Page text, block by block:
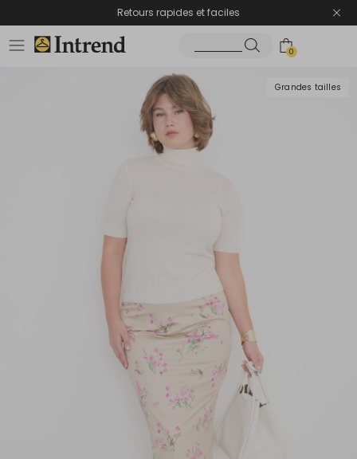
Retours rapides et faciles
0
Grandes tailles